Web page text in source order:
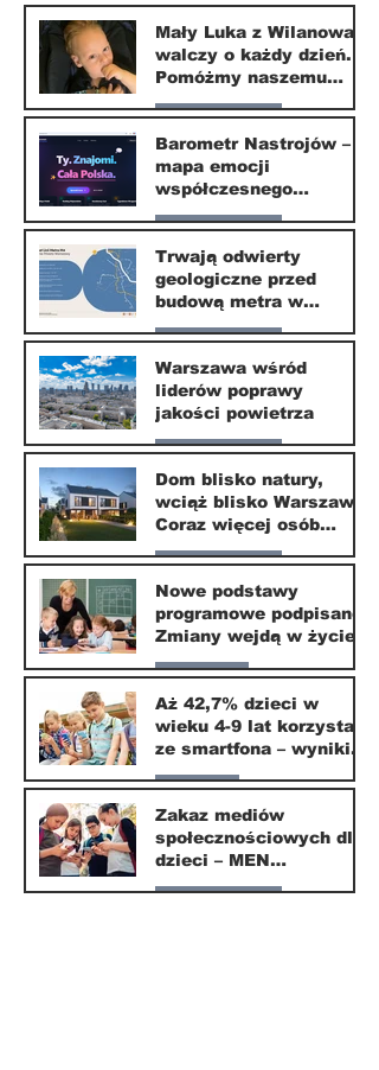
Nasze miasto
20 kwi
Mały Luka z Wilanowa
walczy o każdy dzień.
Pomóżmy naszemu
małemu sąsiadowi
odzyskać dzieciństwo
Nasze miasto
30 mar
Barometr Nastrojów –
mapa emocji
współczesnego
społeczeństwa
Nasze miasto
30 mar
Trwają odwierty
geologiczne przed
budową metra w
Wilanowie
Nasze miasto
24 mar
Warszawa wśród
liderów poprawy
jakości powietrza
Nasze miasto
24 mar
Dom blisko natury,
wciąż blisko Warszawy.
Coraz więcej osób
wybiera ten kierunek
Nasze miasto
20 mar
Nowe podstawy
programowe podpisane.
Zmiany wejdą w życie
od września 2026
Edukacja
16 mar
Aż 42,7% dzieci w
wieku 4-9 lat korzysta
ze smartfona – wyniki
badania Krajowego
Instytutu Mediów
Parents
1 mar
Zakaz mediów
społecznościowych dla
dzieci – MEN
przedstawia projekt